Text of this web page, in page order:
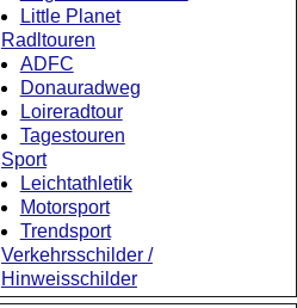
Little Planet
Radltouren
ADFC
Donauradweg
Loireradtour
Tagestouren
Sport
Leichtathletik
Motorsport
Trendsport
Verkehrsschilder /
Hinweisschilder